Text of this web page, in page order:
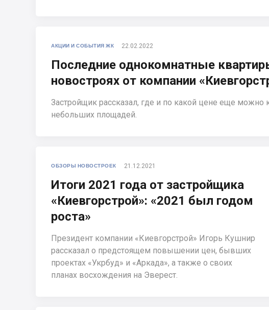
АКЦИИ И СОБЫТИЯ ЖК 22.02.2022
Последние однокомнатные
новостроях от компании
Застройщик рассказал, где и по какой цене еще можно
небольших площадей.
ОБЗОРЫ НОВОСТРОЕК 21.12.2021
Итоги 2021 года от застройщика
«Киевгорстрой»: «2021 был годом
роста»
Президент компании «Киевгорстрой» Игорь Кушнир
рассказал о предстоящем повышении цен, бывших
проектах «Укрбуд» и «Аркада», а также о своих
планах восхождения на Эверест.